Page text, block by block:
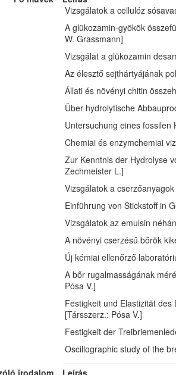
Vizsgálatok a cellulóz
A glükozamin-gyökök
W. Grassmann]
Vizsgálat a glükozamin
Az élesztő sejthártyájának
Állati és növényi chitin
Über hydrolytische
Untersuchung eines
Chemiai és enzymchemiai
Zur Kenntnis der Hydrolyse
Zechmeister L.]
Vizsgálatok a
Einführung von Stickstoff in
Vizsgálatok az emulsin
A növényi cserzésű bőrök
Új kémiai ellenőrző
A bőr rugalmasságának
Pósa V.]
Festigkeit und Elastizität
[Társszerz.: Pósa V.]
Festigkeit der
Oscillographic study of the